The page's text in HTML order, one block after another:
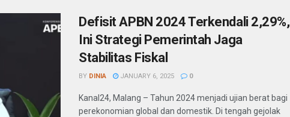
Defisit APBN 2024 Terkendali 2,29%,
Ini Strategi Pemerintah Jaga
Stabilitas Fiskal
BY DINIA JANUARY 6, 2025 0
Kanal24, Malang – Tahun 2024 menjadi ujian berat bagi
perekonomian global dan domestik. Di tengah gejolak